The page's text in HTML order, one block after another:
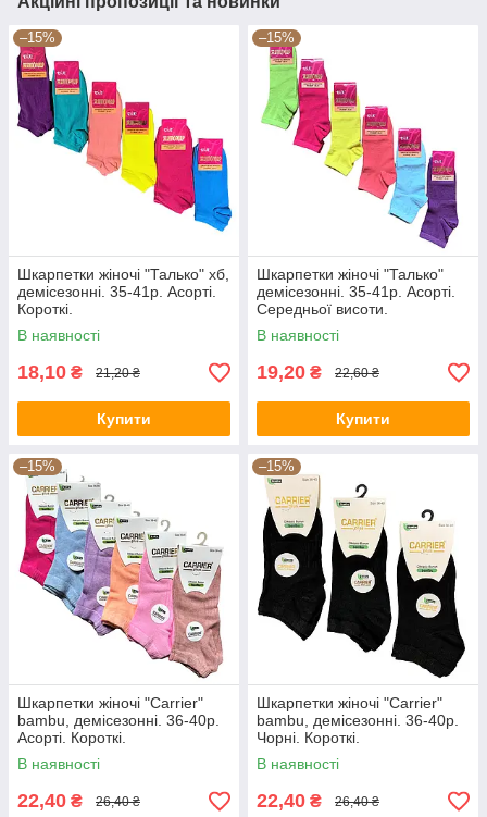
–15%
Шкарпетки жіночі "Талько" хб,
демісезонні. 35-41р. Асорті.
Короткі.
В наявності
18,10 ₴ 21,20 ₴
Купити
–15%
Шкарпетки жіночі "Талько"
демісезонні. 35-41р. Асорті.
Середньої висоти.
В наявності
19,20 ₴ 22,60 ₴
Купити
–15%
Шкарпетки жіночі "Carrier"
bambu, демісезонні. 36-40р.
Асорті. Короткі.
В наявності
22,40 ₴ 26,40 ₴
–15%
Шкарпетки жіночі "Carrier"
bambu, демісезонні. 36-40р.
Чорні. Короткі.
В наявності
22,40 ₴ 26,40 ₴